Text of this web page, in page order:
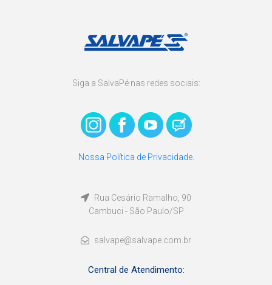
Siga a SalvaPé nas redes sociais:
Nossa Política de Privacidade.
Rua Cesário Ramalho, 90
Cambuci - São Paulo/SP
salvape@salvape.com.br
Central de Atendimento: